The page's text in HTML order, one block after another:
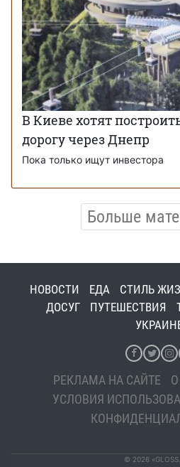
В Киеве хотят
дорогу через Днепр
Пока только ищут инвестора
Больше
НОВОСТИ ЕДА СТИЛЬ
ДОСУГ
ПУТЕШЕСТВИЯ
РЕКЛАМА НА САЙТЕ
УСЛОВИЯ
© 2026